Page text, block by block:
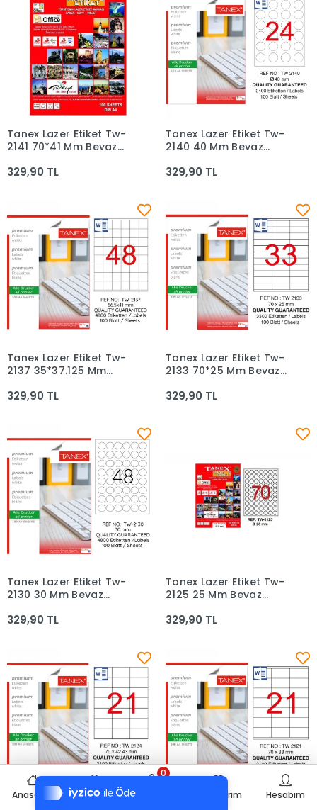
Tek Tıkla Ödeme Kolaylığı
7/24 Canlı Destek
%100 Sorunsuz Alışveriş
Sepete Ekle
Tanex Lazer Etiket Tw-
2141 70*41 Mm Beyaz
329,90 TL
Sepete Ekle
Tanex Lazer Etiket Tw-
2140 40 Mm Beyaz
329,90 TL
Sepete Ekle
Tanex Lazer Etiket Tw-
2137 35*37.125 Mm
329,90 TL
Sepete Ekle
Tanex Lazer Etiket Tw-
2133 70*25 Mm Beyaz
329,90 TL
Sepete Ekle
Tanex Lazer Etiket Tw-
2130 30 Mm Beyaz
329,90 TL
Sepete Ekle
Tanex Lazer Etiket Tw-
2125 25 Mm Beyaz
329,90 TL
Anasayfa Ürünler Sepetim
0
Favorilerim
Hesabım